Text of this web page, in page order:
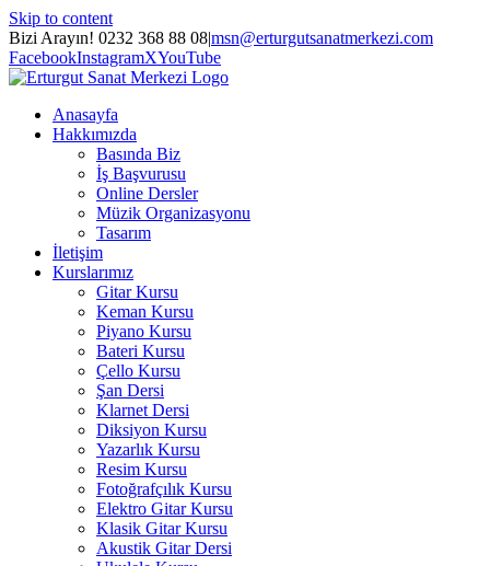
Skip to content
Bizi Arayın! 0232 368 88 08|msn@erturgutsanatmerkezi.com
FacebookInstagramXYouTube
Anasayfa
Hakkımızda
Basında Biz
İş Başvurusu
Online Dersler
Müzik Organizasyonu
Tasarım
İletişim
Kurslarımız
Gitar Kursu
Keman Kursu
Piyano Kursu
Bateri Kursu
Çello Kursu
Şan Dersi
Klarnet Dersi
Diksiyon Kursu
Yazarlık Kursu
Resim Kursu
Fotoğrafçılık Kursu
Elektro Gitar Kursu
Klasik Gitar Kursu
Akustik Gitar Dersi